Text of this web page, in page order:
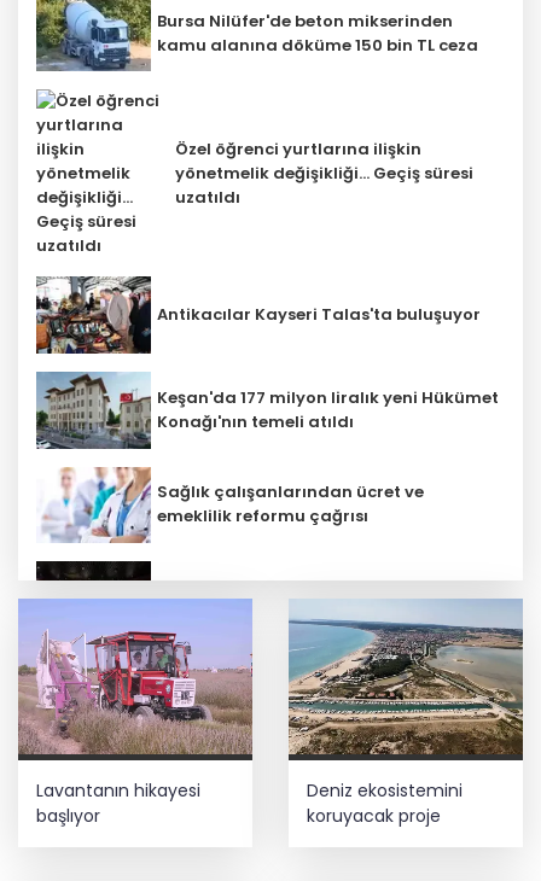
Bursa Nilüfer'de beton mikserinden
kamu alanına döküme 150 bin TL ceza
Özel öğrenci yurtlarına ilişkin
yönetmelik değişikliği... Geçiş süresi
uzatıldı
Antikacılar Kayseri Talas'ta buluşuyor
Keşan'da 177 milyon liralık yeni Hükümet
Konağı'nın temeli atıldı
Sağlık çalışanlarından ücret ve
emeklilik reformu çağrısı
Depremde hasar görmüştü... Malatya
Mühendis Tek-Sen Bayındırlık’tan tarihi
adım: İlk şube Diyarbakır’da açıldı
kaldı
Lavantanın hikayesi
başlıyor
Deniz ekosistemini
koruyacak proje